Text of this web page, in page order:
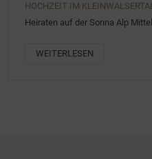
HOCHZEIT IM KLEINWALSERTAL
Heiraten auf der Sonna Alp
WEITERLESEN